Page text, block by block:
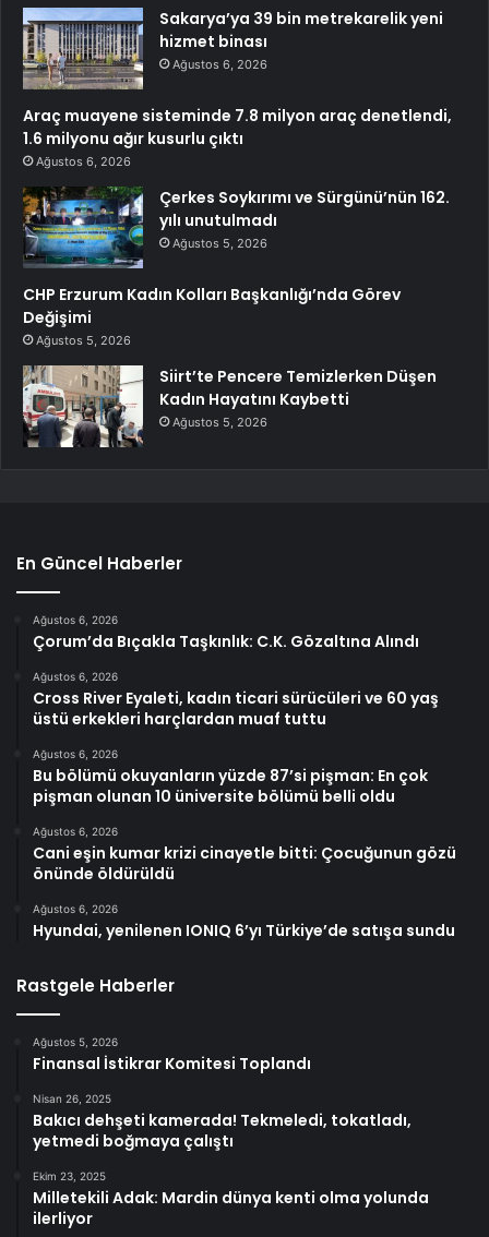
Sakarya’ya 39 bin metrekarelik yeni
hizmet binası
Ağustos 6, 2026
Araç muayene sisteminde 7.8 milyon araç denetlendi,
1.6 milyonu ağır kusurlu çıktı
Ağustos 6, 2026
Çerkes Soykırımı ve Sürgünü’nün 162.
yılı unutulmadı
Ağustos 5, 2026
CHP Erzurum Kadın Kolları Başkanlığı’nda Görev
Değişimi
Ağustos 5, 2026
Siirt’te Pencere Temizlerken Düşen
Kadın Hayatını Kaybetti
Ağustos 5, 2026
En Güncel Haberler
Ağustos 6, 2026
Çorum’da Bıçakla Taşkınlık: C.K. Gözaltına Alındı
Ağustos 6, 2026
Cross River Eyaleti, kadın ticari sürücüleri ve 60 yaş
üstü erkekleri harçlardan muaf tuttu
Ağustos 6, 2026
Bu bölümü okuyanların yüzde 87’si pişman: En çok
pişman olunan 10 üniversite bölümü belli oldu
Ağustos 6, 2026
Cani eşin kumar krizi cinayetle bitti: Çocuğunun gözü
önünde öldürüldü
Ağustos 6, 2026
Hyundai, yenilenen IONIQ 6’yı Türkiye’de satışa sundu
Rastgele Haberler
Ağustos 5, 2026
Finansal İstikrar Komitesi Toplandı
Nisan 26, 2025
Bakıcı dehşeti kamerada! Tekmeledi, tokatladı,
yetmedi boğmaya çalıştı
Ekim 23, 2025
Milletekili Adak: Mardin dünya kenti olma yolunda
ilerliyor